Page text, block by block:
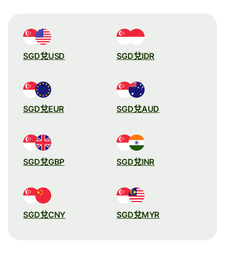
SGD兌USD SGD兌IDR
SGD兌EUR SGD兌AUD
SGD兌GBP SGD兌INR
SGD兌CNY SGD兌MYR